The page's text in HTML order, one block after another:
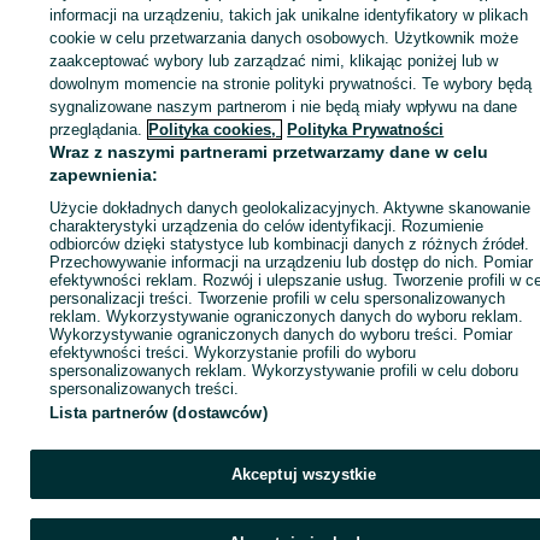
ID:1002175703 Wyświetlenia:
Kup
informacji na urządzeniu, takich jak unikalne identyfikatory w plikach
cookie w celu przetwarzania danych osobowych. Użytkownik może
zaakceptować wybory lub zarządzać nimi, klikając poniżej lub w
dowolnym momencie na stronie polityki prywatności. Te wybory będą
sygnalizowane naszym partnerom i nie będą miały wpływu na dane
przeglądania. Polityka cookies, Polityka Prywatności
Wraz z naszymi partnerami przetwarzamy dane w celu
zapewnienia:
Użycie dokładnych danych geolokalizacyjnych. Aktywne skanowanie
charakterystyki urządzenia do celów identyfikacji. Rozumienie
odbiorców dzięki statystyce lub kombinacji danych z różnych źródeł.
Przechowywanie informacji na urządzeniu lub dostęp do nich. Pomiar
efektywności reklam. Rozwój i ulepszanie usług. Tworzenie profili w
personalizacji treści. Tworzenie profili w celu spersonalizowanych
reklam. Wykorzystywanie ograniczonych danych do wyboru reklam.
Wykorzystywanie ograniczonych danych do wyboru treści. Pomiar
efektywności treści. Wykorzystanie profili do wyboru
spersonalizowanych reklam. Wykorzystywanie profili w celu doboru
spersonalizowanych treści.
Lista partnerów (dostawców)
Akceptuj wszystkie